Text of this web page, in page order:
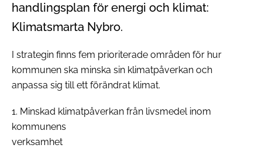
handlingsplan för energi och klimat:
Klimatsmarta Nybro.
I strategin finns fem prioriterade områden för hur
kommunen ska minska sin klimatpåverkan och
anpassa sig till ett förändrat klimat.
1. Minskad klimatpåverkan från livsmedel inom
kommunens
verksamhet